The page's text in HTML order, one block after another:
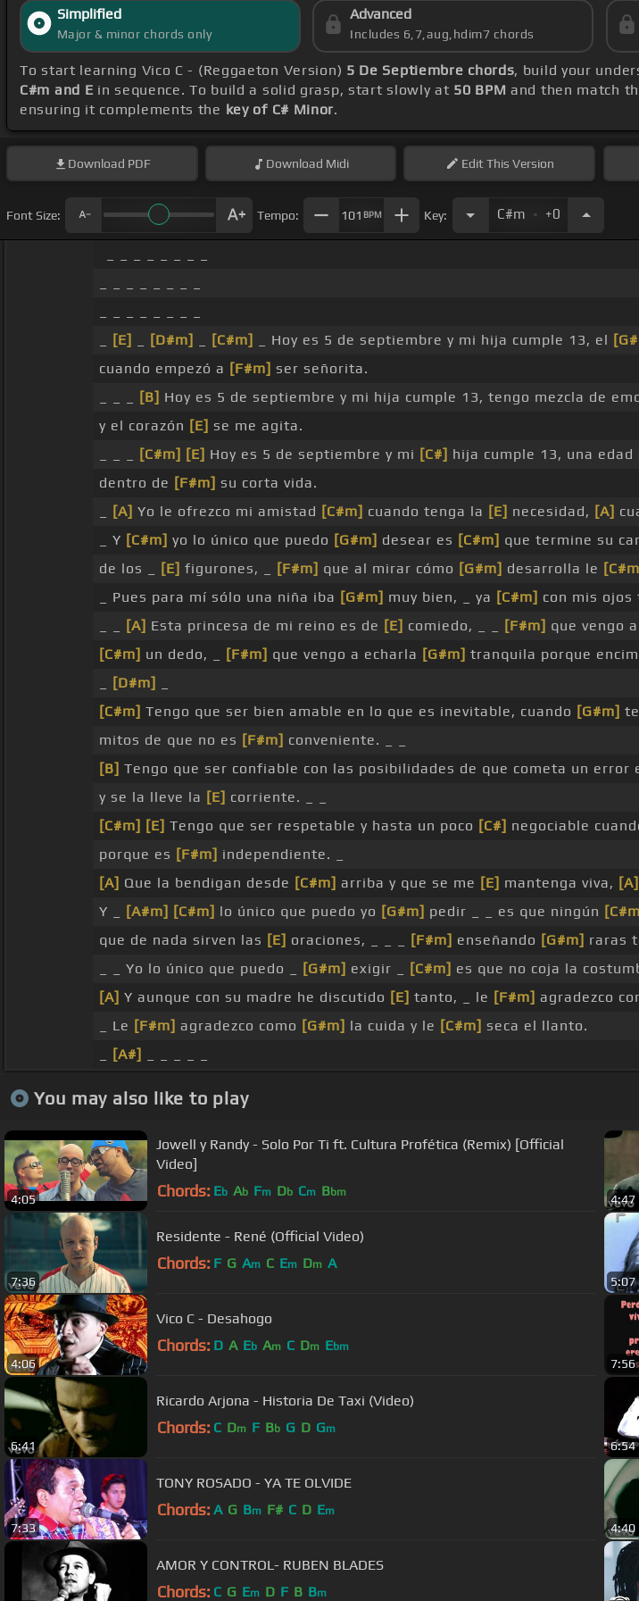
Simplified
Major & minor chords only
Advanced
Includes 6,7,aug,hdim7 chords
To start learning Vico C - (Reggaeton Version) 5 De Septiembre chords, build your
C#m and E in sequence. To build a solid grasp, start slowly at 50 BPM and then match
ensuring it complements the key of C# Minor.
Download PDF Download Midi EditThis Version
Font Size: Tempo: 101 BPM Key: C#m . +0
[E] [D#m] [C#m] _ Hoy es 5 de septiembre y mi hija cumple 13, el
cuando empezó a [F#m] ser señorita.
[B] Hoy es 5 de septiembre y mi hija cumple 13, tengo mezcla de
y el corazón [E] se me agita.
[C#m] [E] Hoy es 5 de septiembre y mi [C#] hija cumple 13, una
dentro de [F#m] su corta vida.
[A] Yo le ofrezco mi amistad [C#m] cuando tenga la [E] necesidad, [A]
_ Y [C#m] yo lo único que puedo [G#m] desear es [C#m] que termine su
de los _
[E] figurones, _ [F#m] que al mirar cómo [G#m] desarrolla le
_ Pues para mí sólo una niña iba [G#m] muy bien, _ ya [C#m] con mis
[A] Esta princesa de mi reino es de [E] comiedo, _ _ [F#m] que vengo
[C#m] un dedo, _ [F#m] que vengo a echarla [G#m] tranquila porque
[D#m]
[C#m] Tengo que ser bien amable en lo que es inevitable, cuando [G#m]
mitos de que no es [F#m] conveniente. _ _
[B] Tengo que ser confiable con las posibilidades de que cometa un error
y se la lleve la [E] corriente. _ _
[C#m] [E] Tengo que ser respetable y hasta un poco [C#] negociable
porque es [F#m] independiente. _
[A] Que la bendigan desde [C#m] arriba y que se me [E] mantenga viva, [A]
Y _
[A#m] [C#m] lo único que puedo yo [G#m] pedir _ _ es que ningún
que de nada sirven las [E] oraciones, _ _ _ [F#m] enseñando [G#m] raras
_ _ Yo lo único que puedo _
[G#m] exigir _ [C#m] es que no coja la
[A] Y aunque con su madre he discutido [E] tanto, _ le [F#m] agradezco
_ Le [F#m] agradezco como [G#m] la cuida y le [C#m] seca el llanto.
[A#]
You may also like to play
4:05
Jowell y Randy - Solo Por Ti ft. Cultura Profética (Remix) [Official
Video]
Chords: Eb Ab Fm Db Cm Bbm
4:47
7:36
Residente - René (Official Video)
Chords: F G Am C Em Dm A
5:07
4:06
Vico C - Desahogo
Chords: D A Eb Am C Dm Ebm
7:56
6:41
Ricardo Arjona - Historia De Taxi (Video)
Chords: C Dm F Bb G D Gm
6:54
7:33
TONY ROSADO - YA TE OLVIDE
Chords: A G Bm F# C D Em
4:40
AMOR Y CONTROL- RUBEN BLADES
Chords: C G Em D F B Bm